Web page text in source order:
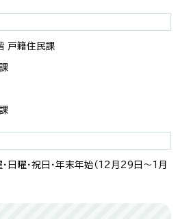
戸籍住民課
日曜・祝日・年末年始（12月29日～1月